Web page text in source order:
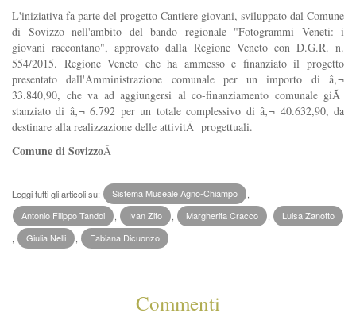
L'iniziativa fa parte del progetto Cantiere giovani, sviluppato dal Comune
di Sovizzo nell'ambito del bando regionale "Fotogrammi Veneti: i
giovani raccontano", approvato dalla Regione Veneto con D.G.R. n.
554/2015. Regione Veneto che ha ammesso e finanziato il progetto
presentato dall'Amministrazione comunale per un importo di â‚¬
33.840,90, che va ad aggiungersi al co-finanziamento comunale giÃ
stanziato di â‚¬ 6.792 per un totale complessivo di â‚¬ 40.632,90, da
destinare alla realizzazione delle attivitÃ progettuali.
Comune di SovizzoÂ
Leggi tutti gli articoli su: Sistema Museale Agno-Chiampo
Antonio Filippo Tandoi
Ivan Zito Margherita Cracco
Luisa Zanotto
Giulia Nelli Fabiana Dicuonzo
Commenti